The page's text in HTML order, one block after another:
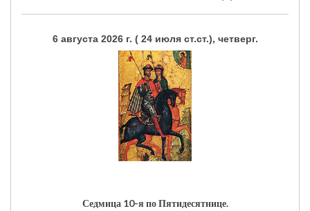
6 августа 2026 г. ( 24 июля ст.ст.), четверг.
Седмица 10-я по Пятидесятнице.